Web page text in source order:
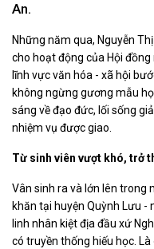
An.
Những năm qua, Nguyễn
cho hoạt động của Hội
lĩnh vực văn hóa - xã hội
không ngừng gương mẫu
sáng về đạo đức, lối sống
nhiệm vụ được giao.
Từ sinh viên vượt khó, trở
Vân sinh ra và lớn lên trong
khăn tại huyện Quỳnh Lưu
linh nhân kiệt địa đầu xứ
có truyền thống hiếu học.